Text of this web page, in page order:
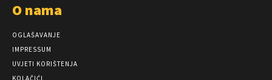
O nama
OGLAŠAVANJE
IMPRESSUM
UVJETI KORIŠTENJA
KOLAČIĆI